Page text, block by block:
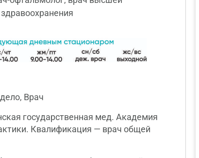
Врач
государственная мед. Академия
Квалификация — врач общей